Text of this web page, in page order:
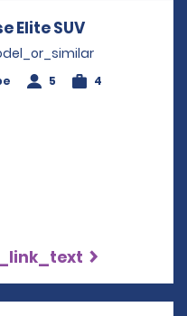
Elite SUV
5 4